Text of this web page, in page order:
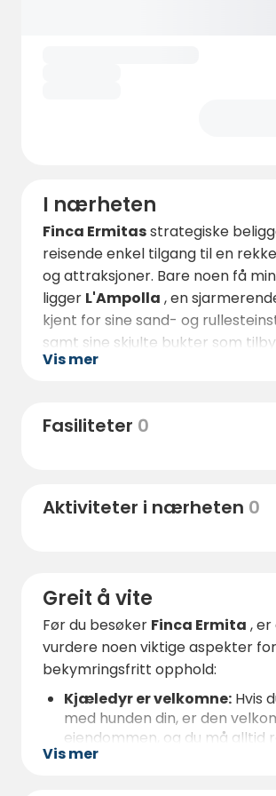
I nærheten
Finca Ermitasstrategiske
reisende enkel tilgang til en
og attraksjoner. Bare noen få
ligger L'Ampolla , en
kjent for sine sand- og
samt sine skjulte bukter som
natur.
alternativer i området, inkludert
tilbyr Ebro-deltaet, et av Spanias
For matelskere er L'Ampolla et
reisemål, hvor du kan nyte fersk
østers, blåskjell, muslinger og
samt utsøkte tradisjonelle
fideuà og arroz a banda.
Vis mer
Fasiliteter 0
Aktiviteter i nærheten 0
Greit å vite
Før du besøker Finca Ermita ,
vurdere noen viktige aspekter
bekymringsfritt opphold:
Kjæledyr er velkomne: Hvis
med hunden din, er den
eiendommen, og du må alltid
stedets regler.
Vis mer